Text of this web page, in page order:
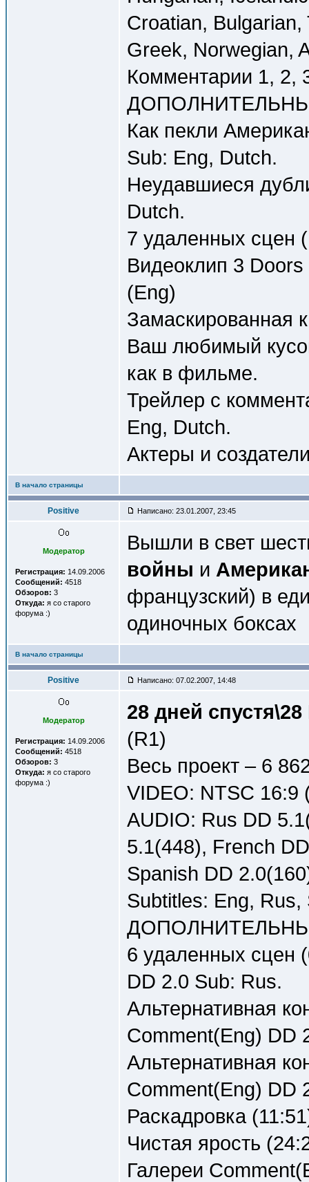
Croatian,
Greek, Norwegian,
Комментарии 1, 2,
Как пекли
Sub: Eng, Dutch.
Неудавшиеся
Dutch.
7 удаленных сцен
Видеоклип 3 Doors
(Eng)
Замаскированная
Ваш любимый
как в фильме.
Трейлер с
Eng, Dutch.
Актеры и
В начало страницы
Positive Написано: 23.01.2007, 23:45
Модератор
Регистрация: 14.09.2006
Сообщений: 4518
Обзоров: 3
Откуда: я со старого
форума :)
Вышли в свет
войны и
французский) в
одиночных боксах
В начало страницы
Positive Написано: 07.02.2007, 14:48
Модератор
Регистрация: 14.09.2006
Сообщений: 4518
Обзоров: 3
Откуда: я со старого
форума :)
28 дней
(R1)
Весь проект – 6
VIDEO: NTSC 16:9
AUDIO: Rus DD
5.1(448), French
Spanish DD
Subtitles: Eng, Rus,
6 удаленных сцен
DD 2.0 Sub: Rus.
Альтернативная
Comment(Eng) DD
Альтернативная
Comment(Eng) DD
Раскадровка
Чистая ярость
Галереи